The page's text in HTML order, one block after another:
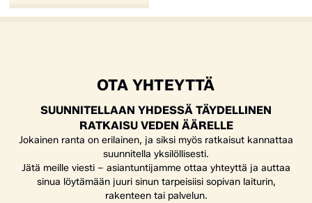
OTA YHTEYTTÄ
SUUNNITELLAAN YHDESSÄ TÄYDELLINEN
RATKAISU VEDEN ÄÄRELLE
Jokainen ranta on erilainen, ja siksi myös ratkaisut kannattaa
suunnitella yksilöllisesti.
Jätä meille viesti – asiantuntijamme ottaa yhteyttä ja auttaa
sinua löytämään juuri sinun tarpeisiisi sopivan laiturin,
rakenteen tai palvelun.